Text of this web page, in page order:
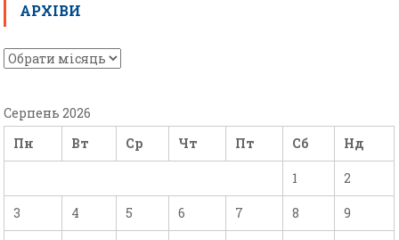
АРХІВИ
Серпень 2026
Пн
Вт Ср Чт Пт Сб Нд
1 2
3 4 5 6 7 8 9